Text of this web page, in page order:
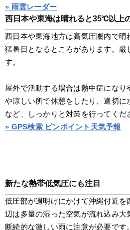
» 雨雲レーダー
西日本や東海は晴れると35℃以上
西日本や東海地方は高気圧圏内で
猛暑日となるところがあります。厳
す。
屋外で活動する場合は熱中症にな
や涼しい所で休憩をしたり、適切に
など、しっかりと対策を行ってくだ
» GPS検索 ピンポイント天気予報
新たな熱帯低気圧にも注目
低圧部が週明けにかけて沖縄付近を
辺は多量の湿った空気が流れ込み大
断続的な激しい雨に注意が必要です。